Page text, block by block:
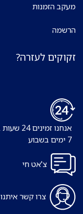
מעקב הזמנות
הרשמה
זקוקים לעזרה?
אנחנו זמינים 24 שעות ביממה,
צ'אט חי
צרו קשר איתנו